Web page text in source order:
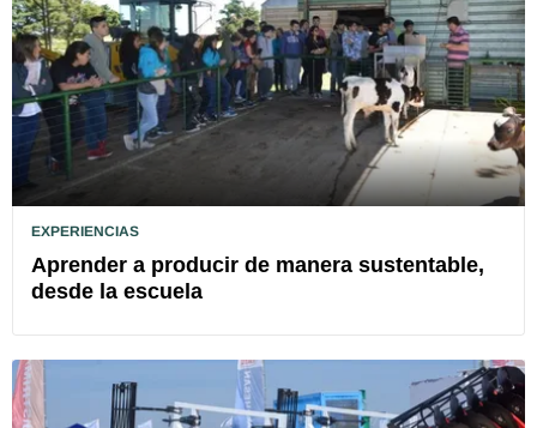
EXPERIENCIAS
Aprender a producir de manera sustentable,
desde la escuela